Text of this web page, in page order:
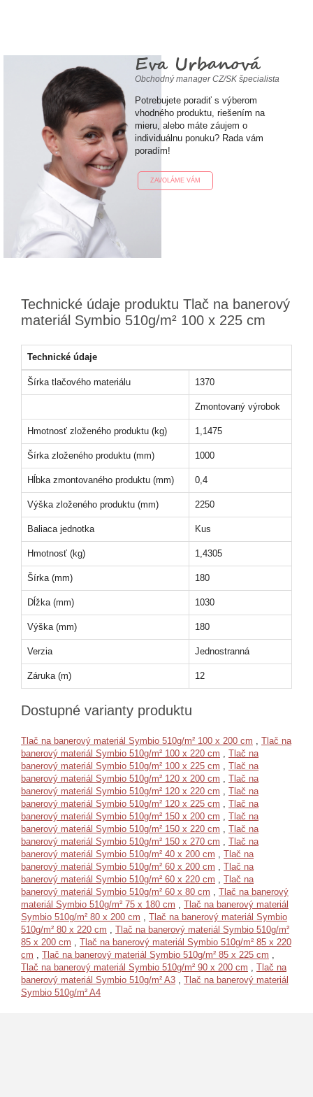
Eva Urbanová
Obchodný manager CZ/SK špecialista
Potrebujete poradiť s výberom
vhodného produktu, riešením na
mieru, alebo máte záujem o
individuálnu ponuku? Rada vám
poradím!
ZAVOLÁME VÁM
Technické údaje produktu Tlač na banerový
materiál Symbio 510g/m² 100 x 225 cm
Technické údaje
Šírka tlačového materiálu 1370
Zmontovaný výrobok
Hmotnosť zloženého produktu (kg) 1,1475
Šírka zloženého produktu (mm) 1000
Hĺbka zmontovaného produktu (mm) 0,4
Výška zloženého produktu (mm) 2250
Baliaca jednotka Kus
Hmotnosť (kg) 1,4305
Šírka (mm) 180
Dĺžka (mm) 1030
Výška (mm) 180
Verzia Jednostranná
Záruka (m) 12
Dostupné varianty produktu
Tlač na banerový materiál Symbio 510g/m² 100 x 200 cm
Tlač na
banerový materiál Symbio 510g/m² 100 x 220 cm
Tlač na
banerový materiál Symbio 510g/m² 100 x 225 cm
Tlač na
banerový materiál Symbio 510g/m² 120 x 200 cm
Tlač na
banerový materiál Symbio 510g/m² 120 x 220 cm
Tlač na
banerový materiál Symbio 510g/m² 120 x 225 cm
Tlač na
banerový materiál Symbio 510g/m² 150 x 200 cm
Tlač na
banerový materiál Symbio 510g/m² 150 x 220 cm
Tlač na
banerový materiál Symbio 510g/m² 150 x 270 cm
Tlač na
banerový materiál Symbio 510g/m² 40 x 200 cm
Tlač na
banerový materiál Symbio 510g/m² 60 x 200 cm
Tlač na
banerový materiál Symbio 510g/m² 60 x 220 cm
Tlač na
banerový materiál Symbio 510g/m² 60 x 80 cm
Tlač na banerový
materiál Symbio 510g/m² 75 x 180 cm
Tlač na banerový materiál
Symbio 510g/m² 80 x 200 cm
Tlač na banerový materiál Symbio
510g/m² 80 x 220 cm
Tlač na banerový materiál Symbio 510g/m²
85 x 200 cm
Tlač na banerový materiál Symbio 510g/m² 85 x 220
cm
Tlač na banerový materiál Symbio 510g/m² 85 x 225 cm
Tlač na banerový materiál Symbio 510g/m² 90 x 200 cm
Tlač na
banerový materiál Symbio 510g/m² A3
Tlač na banerový materiál
Symbio 510g/m² A4